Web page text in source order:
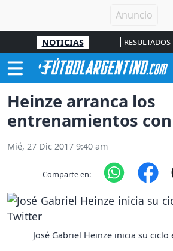
NOTICIAS RESULTADOS
Heinze arranca los
entrenamientos con
Mié, 27 Dic 2017 9:40 am
Comparte en:
José Gabriel Heinze inicia su